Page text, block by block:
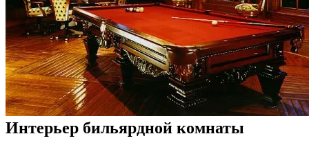
Интерьер бильярдной комнаты